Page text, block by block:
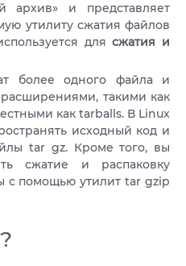
архив» и представляет
утилиту сжатия файлов
длясжатия и
более одного файла и
такими как
как tarballs. В Linux
исходный код и
tar gz. Кроме того, вы
сжатие и распаковку
с помощью утилит tar gzip